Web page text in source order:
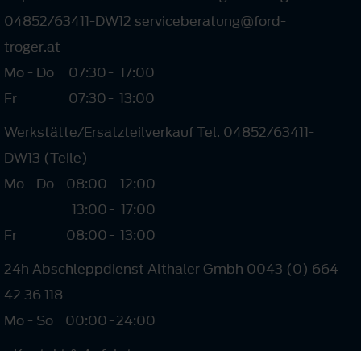
04852/63411-DW12 serviceberatung@ford-
troger.at
Mo - Do
07:30- 17:00
Fr
07:30- 13:00
Werkstätte/Ersatzteilverkauf Tel. 04852/63411-
DW13 (Teile)
Mo - Do
08:00
13:00
-
-
12:00
17:00
Fr
08:00- 13:00
24h Abschleppdienst Althaler Gmbh 0043 (0) 664
42 36 118
Mo - So
00:00-24:00